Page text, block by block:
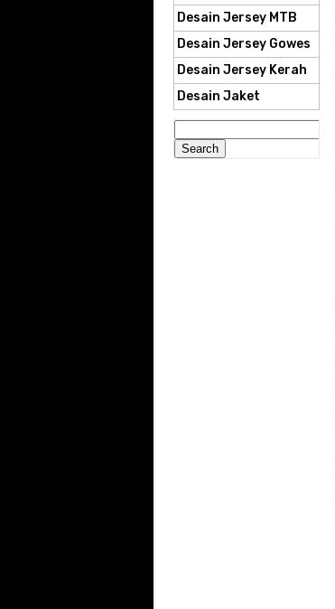
Desain Jersey MTB
Desain Jersey Gowes
Desain Jersey Kerah
Desain Jaket
for: